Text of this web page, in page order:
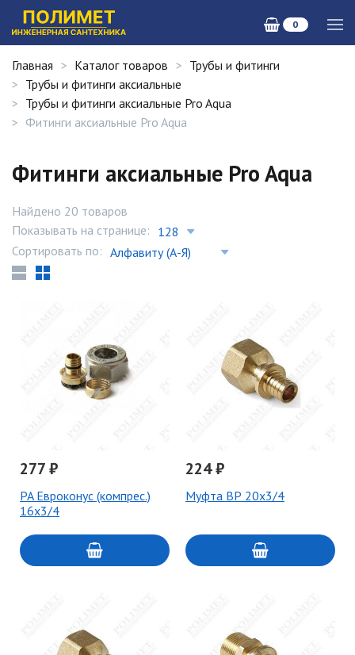
0
Главная Каталог товаров
Трубы и фитинги
Трубы и фитинги аксиальные
Трубы и фитинги аксиальные Pro Aqua
Фитинги аксиальные Pro Aqua
Фитинги аксиальные Pro Aqua
Найдено 20 товаров
Показывать на странице:
Сортировать по:
277 ₽
PA Евроконус (компрес.)
16x3/4
224 ₽
Муфта ВР 20x3/4